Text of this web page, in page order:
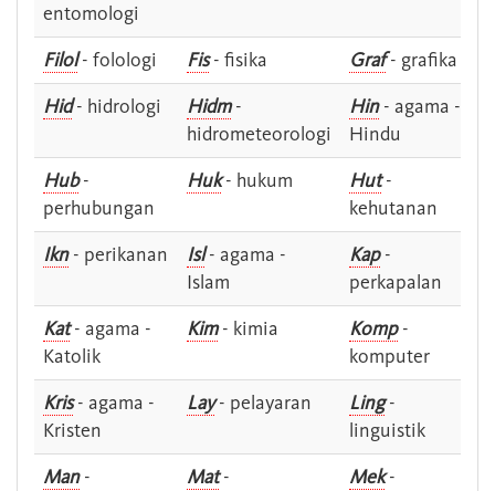
entomologi
Filol- folologi Fis- fisika Graf- grafika
Hid- hidrologi Hidm-
hidrometeorologi
Hin- agama -
Hindu
Hub-
perhubungan
Huk- hukum Hut-
kehutanan
Ikn- perikanan Isl- agama -
Islam
Kap-
perkapalan
Kat- agama -
Katolik
Kim- kimia Komp-
komputer
Kris- agama -
Kristen
Lay- pelayaran Ling-
linguistik
Man-
Mat-
Mek-